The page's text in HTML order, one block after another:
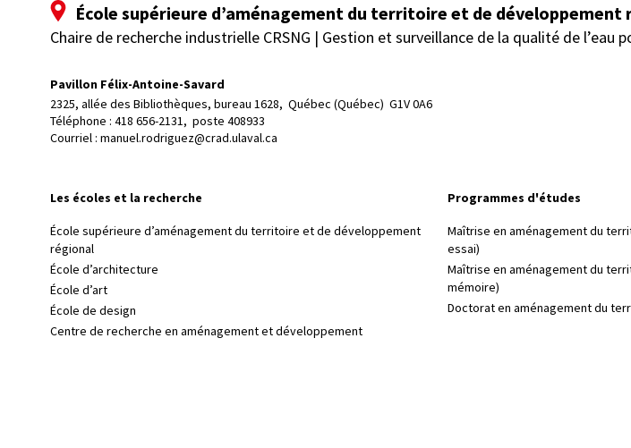
École supérieure d’aménagement du territoire et de développement
Chaire de recherche industrielle CRSNG | Gestion et surveillance de la qualité de l’eau
Pavillon Félix-Antoine-Savard
2325, allée des Bibliothèques, bureau 1628, Québec (Québec)  G1V 0A6
Téléphone : 418 656-2131, poste 408933
Courriel : manuel.rodriguez@crad.ulaval.ca
Les écoles et la recherche
École supérieure d’aménagement du territoire et de développement
régional
École d’architecture
École d’art
École de design
Centre de recherche en aménagement et développement
Programmes d'études
Maîtrise en aménagement du
essai)
Maîtrise en aménagement du
mémoire)
Doctorat en aménagement du